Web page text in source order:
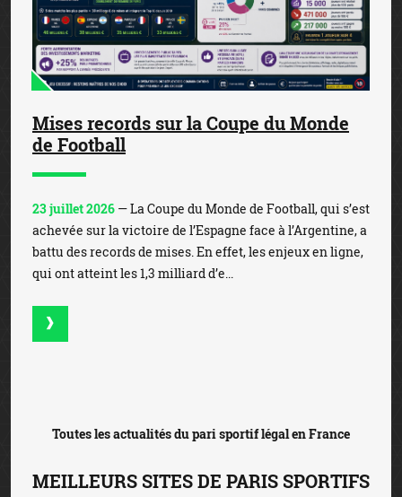
Mises records sur la Coupe du Monde
de Football
23 juillet 2026 — La Coupe du Monde de Football, qui s’est
achevée sur la victoire de l’Espagne face à l’Argentine, a
battu des records de mises. En effet, les enjeux en ligne,
qui ont atteint les 1,3 milliard d’e...
Toutes les actualités du pari sportif légal en France
MEILLEURS SITES DE PARIS SPORTIFS